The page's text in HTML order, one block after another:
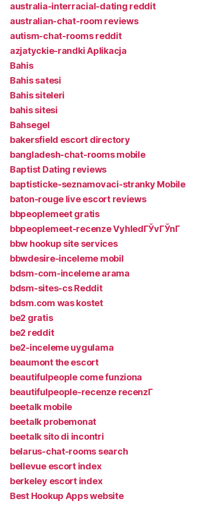
australia-interracial-dating reddit
australian-chat-room reviews
autism-chat-rooms reddit
azjatyckie-randki Aplikacja
Bahis
Bahis satesi
Bahis siteleri
bahis sitesi
Bahsegel
bakersfield escort directory
bangladesh-chat-rooms mobile
Baptist Dating reviews
baptisticke-seznamovaci-stranky Mobile
baton-rouge live escort reviews
bbpeoplemeet gratis
bbpeoplemeet-recenze VyhledГЎvГЎnГ­
bbw hookup site services
bbwdesire-inceleme mobil
bdsm-com-inceleme arama
bdsm-sites-cs Reddit
bdsm.com was kostet
be2 gratis
be2 reddit
be2-inceleme uygulama
beaumont the escort
beautifulpeople come funziona
beautifulpeople-recenze recenzГ­
beetalk mobile
beetalk probemonat
beetalk sito di incontri
belarus-chat-rooms search
bellevue escort index
berkeley escort index
Best Hookup Apps website